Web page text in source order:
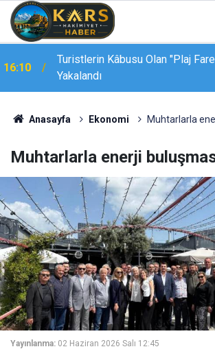
16:07 Yayaya çarpan motosikletli
Anasayfa Ekonomi Muhtarlarla
Muhtarlarla enerji
Yayınlanma: 02 Haziran 2026 Salı 12:45